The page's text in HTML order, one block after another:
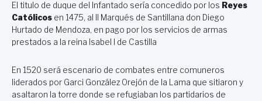
El titulo de duque del Infantado sería concedido por los Reyes
Católicos en 1475, al II Marqués de Santillana don Diego
Hurtado de Mendoza, en pago por los servicios de armas
prestados a la reina Isabel I de Castilla
En 1520 será escenario de combates entre comuneros
liderados por Garci González Orejón de la Lama que sitiaron y
asaltaron la torre donde se refugiaban los partidarios de